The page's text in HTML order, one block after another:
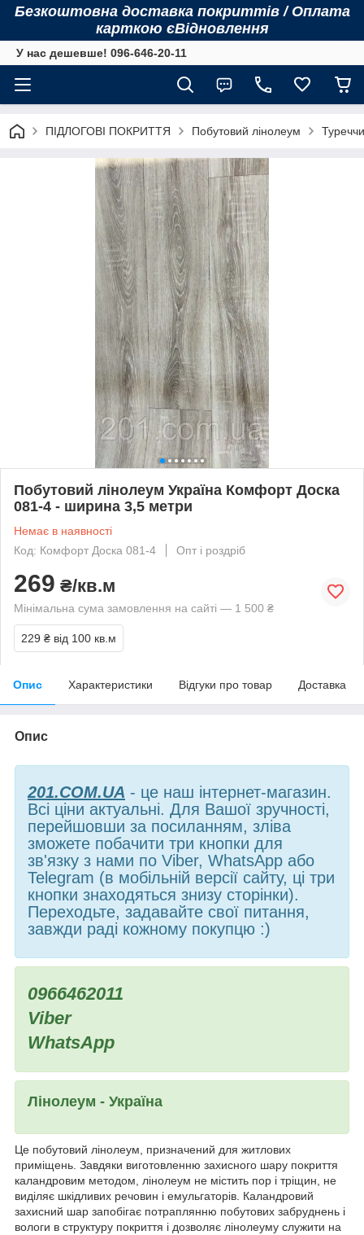
Безкоштовна доставка покриттів / Оплата
карткою єВідновлення
У нас дешевше! 096-646-20-11
ПІДЛОГОВІ ПОКРИТТЯ Побутовий лінолеум
Побутовий лінолеум Україна Комфорт Доска
081-4 - ширина 3,5 метри
Немає в наявності
Код: Комфорт Доска 081-4
Опт і роздріб
269 ₴/кв.м
Мінімальна сума замовлення на сайті — 1 500 ₴
229 ₴ від 100 кв.м
Опис Характеристики Відгуки про товар Доставка
Опис
201.COM.UA - це наш інтернет-магазин.
Всі ціни актуальні. Для Вашої зручності,
перейшовши за посиланням, зліва
зможете побачити три кнопки для
зв'язку з нами по Viber, WhatsApp або
Telegram (в мобільній версії сайту, ці три
кнопки знаходяться знизу сторінки).
Переходьте, задавайте свої питання,
завжди раді кожному покупцю :)
0966462011
Viber
WhatsApp
Лінолеум - Україна
Це побутовий лінолеум, призначений для житлових
приміщень. Завдяки виготовленню захисного шару покриття
каландровим методом, лінолеум не містить пор і тріщин, не
виділяє шкідливих речовин і емульгаторів. Каландровий
захисний шар запобігає потраплянню побутових забруднень і
вологи в структуру покриття і дозволяє лінолеуму служити на